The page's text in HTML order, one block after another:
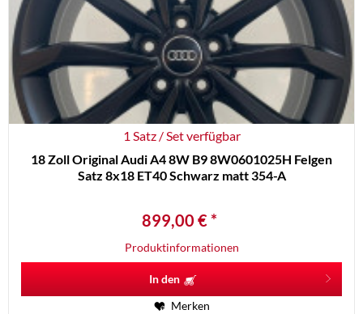
1 Satz / Set verfügbar
18 Zoll Original Audi A4 8W B9 8W0601025H Felgen
Satz 8x18 ET40 Schwarz matt 354-A
899,00 € *
Produktinformationen
In den
Merken